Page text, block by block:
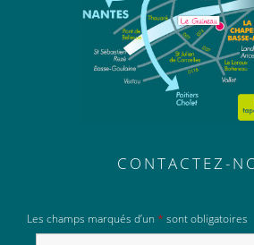
CONTACTEZ-
Les champs marqués d’un * sont obligatoires